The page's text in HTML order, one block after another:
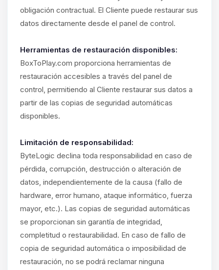
obligación contractual. El Cliente puede restaurar sus
datos directamente desde el panel de control.
Herramientas de restauración disponibles:
BoxToPlay.com proporciona herramientas de
restauración accesibles a través del panel de
control, permitiendo al Cliente restaurar sus datos a
partir de las copias de seguridad automáticas
disponibles.
Limitación de responsabilidad:
ByteLogic declina toda responsabilidad en caso de
pérdida, corrupción, destrucción o alteración de
datos, independientemente de la causa (fallo de
hardware, error humano, ataque informático, fuerza
mayor, etc.). Las copias de seguridad automáticas
se proporcionan sin garantía de integridad,
completitud o restaurabilidad. En caso de fallo de
copia de seguridad automática o imposibilidad de
restauración, no se podrá reclamar ninguna